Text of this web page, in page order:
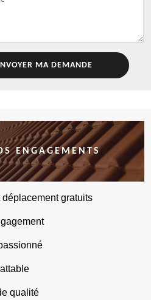
ENGAGEMENTS
déplacement gratuits
qualité